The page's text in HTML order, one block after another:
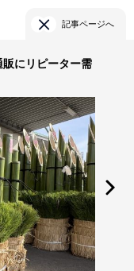
記事ページへ
にリピーター需